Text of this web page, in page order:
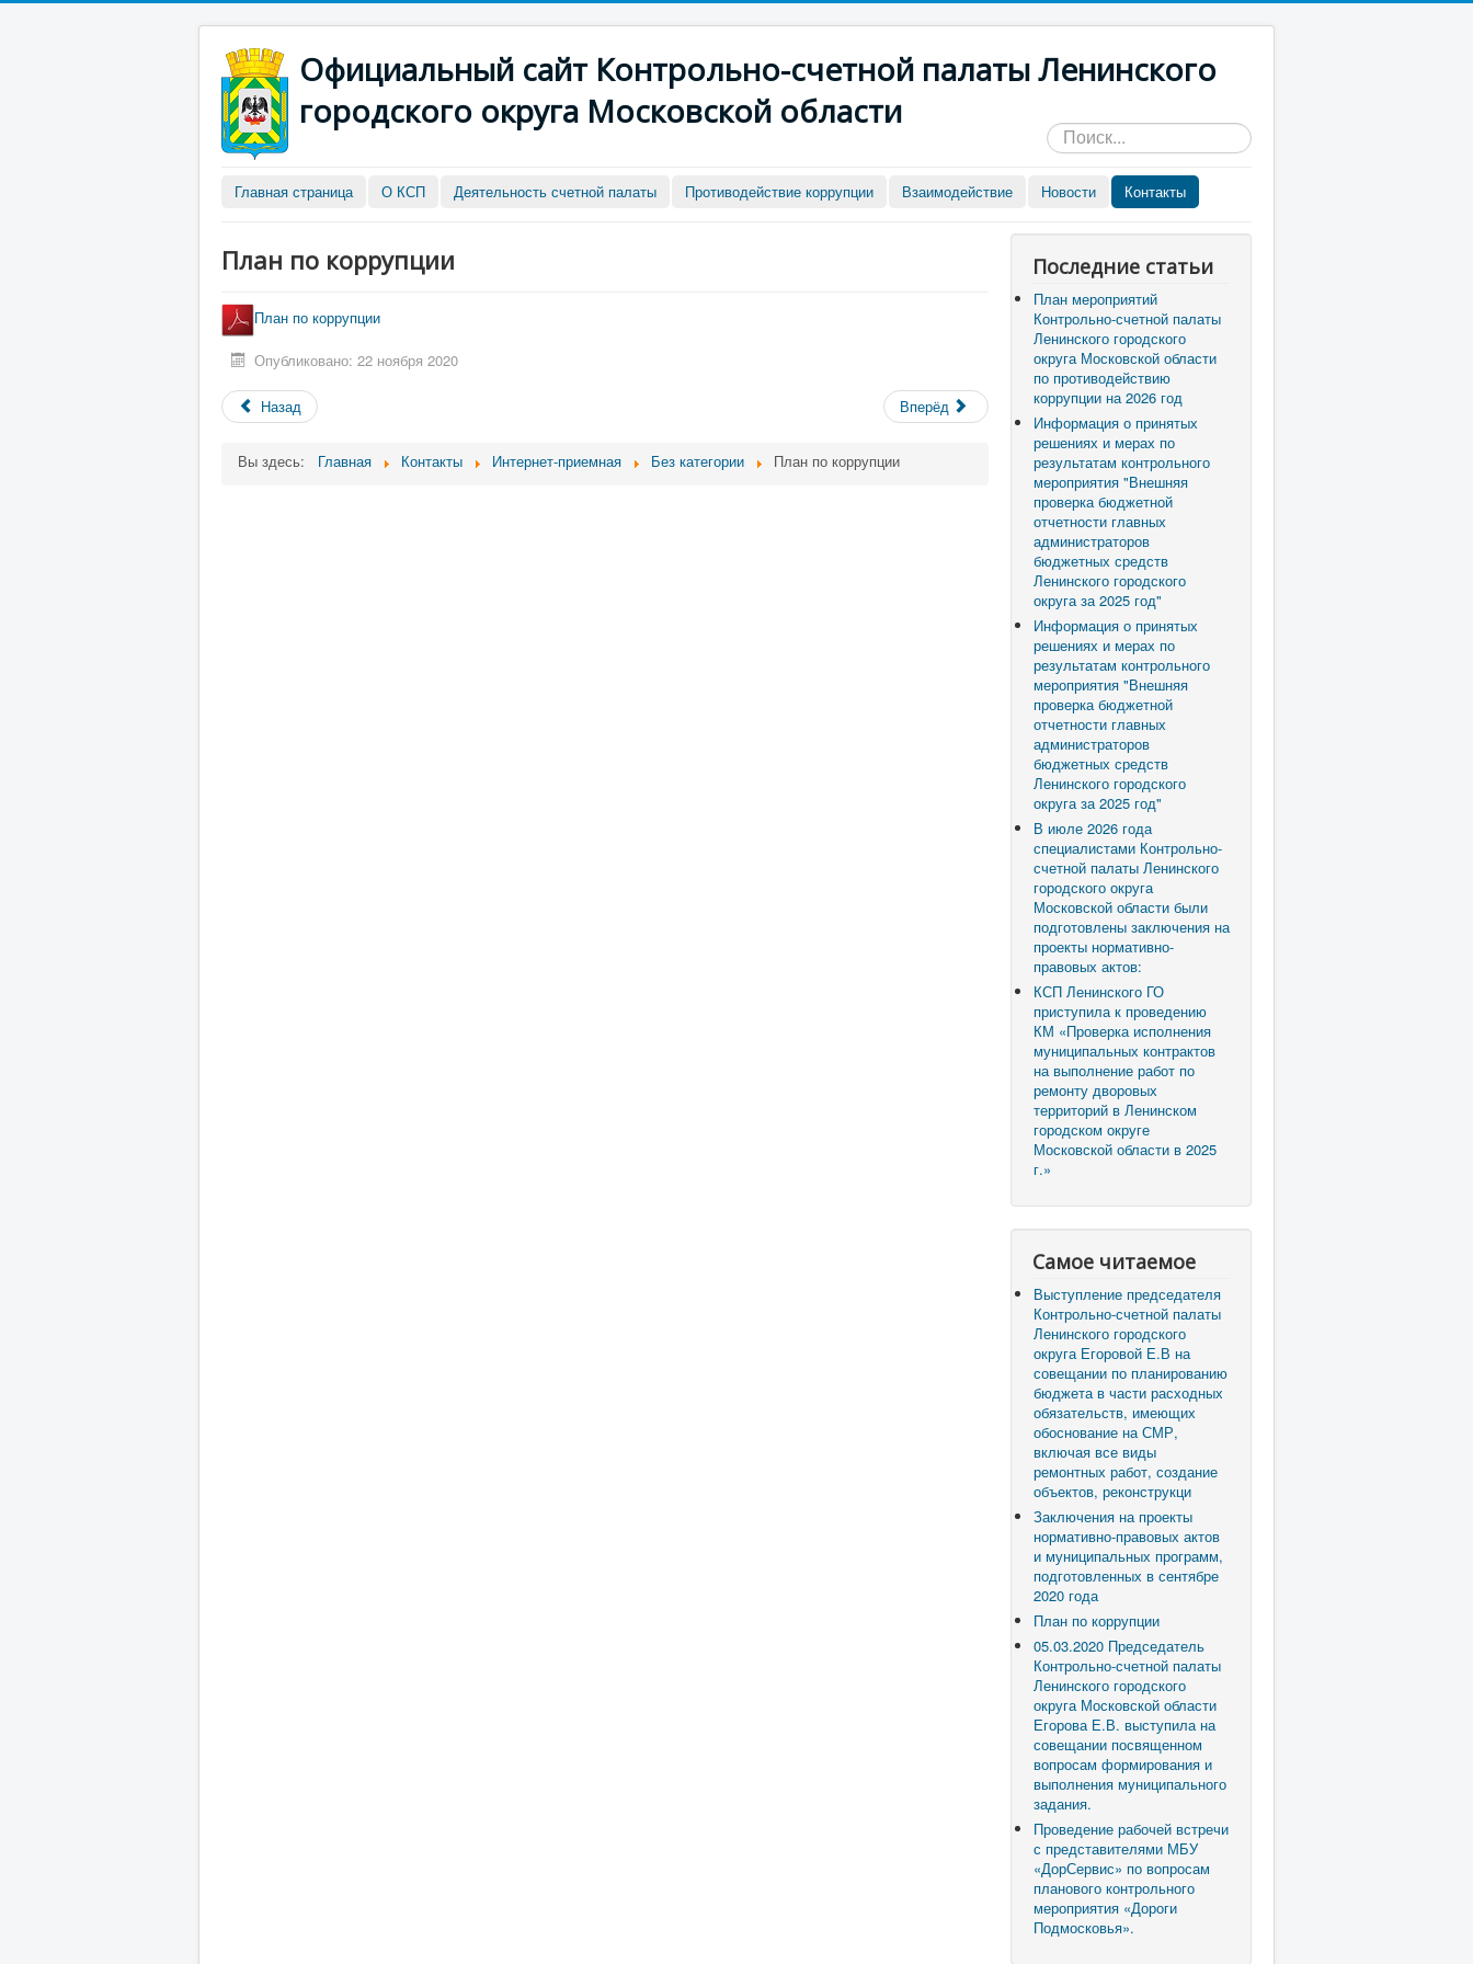
Официальный сайт Контрольно-счетной палаты Ленинского
городского округа Московской области
Искать...
Главная страница О КСП Деятельность счетной палаты Противодействие коррупции Взаимодействие Новости Контакты
План по коррупции
План по коррупции
Опубликовано: 22 ноября 2020
Назад Вперёд
Вы здесь: Главная Контакты Интернет-приемная Без категории План по коррупции
Последние статьи
План мероприятий
Контрольно-счетной палаты
Ленинского городского
округа Московской области
по противодействию
коррупции на 2026 год
Информация о принятых
решениях и мерах по
результатам контрольного
мероприятия "Внешняя
проверка бюджетной
отчетности главных
администраторов
бюджетных средств
Ленинского городского
округа за 2025 год"
Информация о принятых
решениях и мерах по
результатам контрольного
мероприятия "Внешняя
проверка бюджетной
отчетности главных
администраторов
бюджетных средств
Ленинского городского
округа за 2025 год"
В июле 2026 года
специалистами Контрольно-
счетной палаты Ленинского
городского округа
Московской области были
подготовлены заключения на
проекты нормативно-
правовых актов:
КСП Ленинского ГО
приступила к проведению
КМ «Проверка исполнения
муниципальных контрактов
на выполнение работ по
ремонту дворовых
территорий в Ленинском
городском округе
Московской области в 2025
г.»
Самое читаемое
Выступление председателя
Контрольно-счетной палаты
Ленинского городского
округа Егоровой Е.В на
совещании по планированию
бюджета в части расходных
обязательств, имеющих
обоснование на СМР,
включая все виды
ремонтных работ, создание
объектов, реконструкци
Заключения на проекты
нормативно-правовых актов
и муниципальных программ,
подготовленных в сентябре
2020 года
План по коррупции
05.03.2020 Председатель
Контрольно-счетной палаты
Ленинского городского
округа Московской области
Егорова Е.В. выступила на
совещании посвященном
вопросам формирования и
выполнения муниципального
задания.
Проведение рабочей встречи
с представителями МБУ
«ДорСервис» по вопросам
планового контрольного
мероприятия «Дороги
Подмосковья».